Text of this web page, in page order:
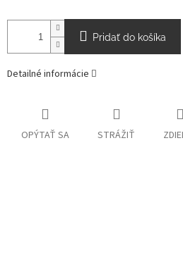
Pridať do košíka
Detailné informácie
OPÝTAŤ SA STRÁŽIŤ